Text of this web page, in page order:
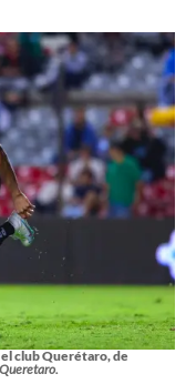
club Querétaro, de